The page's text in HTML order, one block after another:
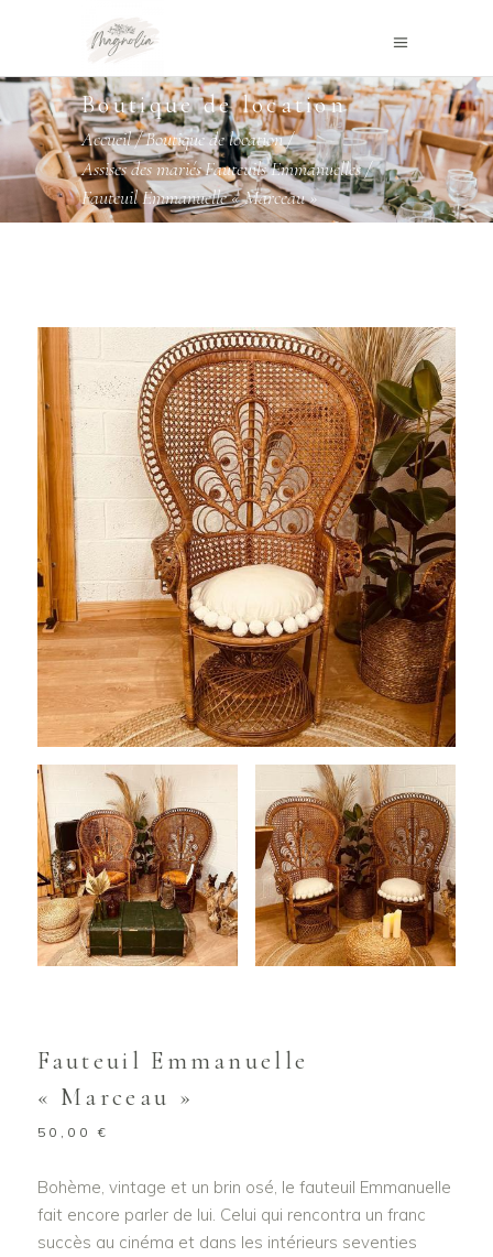
Boutique de location
Accueil/Boutique de location/
Assises des mariés,Fauteuils Emmanuelles/
Fauteuil Emmanuelle « Marceau »
Fauteuil Emmanuelle
« Marceau »
50,00€
Bohème, vintage et un brin osé, le fauteuil Emmanuelle
fait encore parler de lui. Celui qui rencontra un franc
succès au cinéma et dans les intérieurs seventies